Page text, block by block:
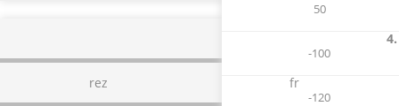
4.
rez fr
50
-100
-120